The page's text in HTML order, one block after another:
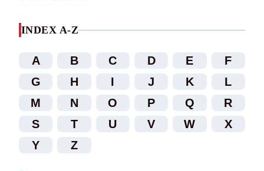
INDEX A-Z
A B C D E
F
G
H I J K
L
M
N O P Q
R
S
T U V W
X
Y
Z